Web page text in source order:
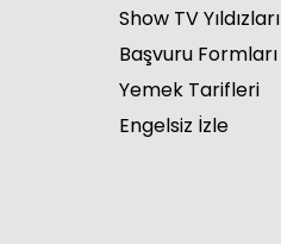
Show TV Yıldızları
Başvuru Formları
Yemek Tarifleri
Engelsiz İzle